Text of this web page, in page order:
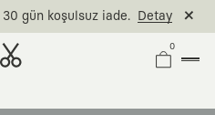
gün koşulsuz iade. Detay
0